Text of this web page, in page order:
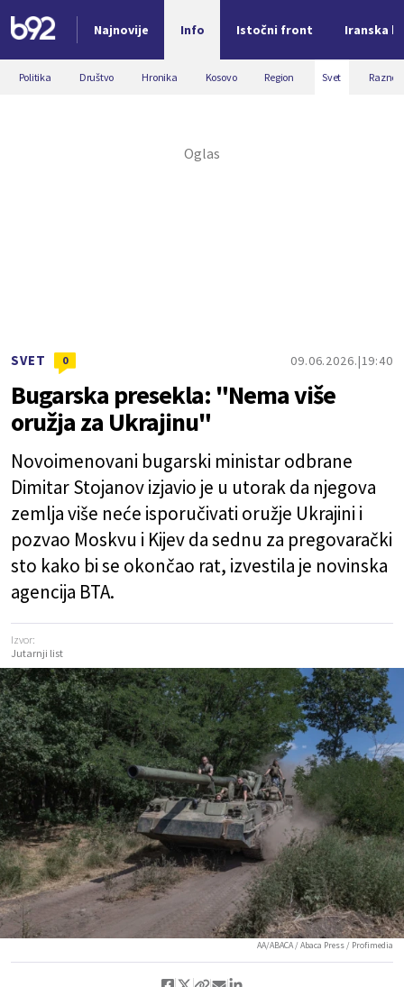
Najnovije Info Istočni front Iranska
Nova vest
Politika Društvo Hronika Kosovo Region Svet Razno
SVET 0 09.06.2026. 19:40
Bugarska presekla: "Nema više
oružja za Ukrajinu"
Novoimenovani bugarski ministar odbrane
Dimitar Stojanov izjavio je u utorak da njegova
zemlja više neće isporučivati oružje Ukrajini i
pozvao Moskvu i Kijev da sednu za pregovarački
sto kako bi se okončao rat, izvestila je novinska
agencija BTA.
Izvor:
Jutarnji list
AA/ABACA / Abaca Press / Profimedia